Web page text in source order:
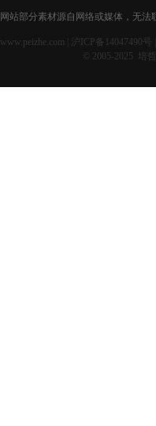
网站部分素材源自网络或媒体，无法
www.peizhe.com 沪ICP备14047490号
© 2005-2025 培